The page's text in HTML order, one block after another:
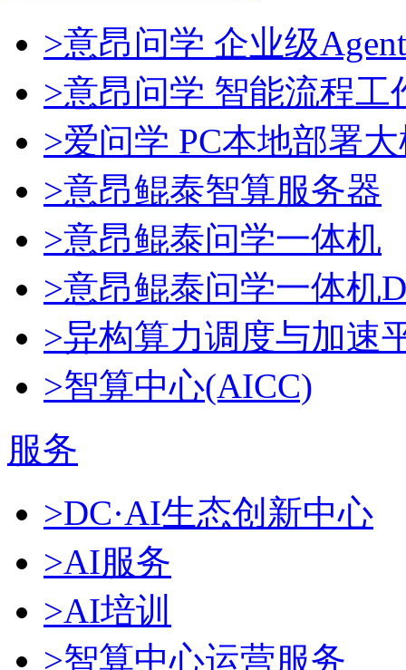
>意昂问学 企业级
>意昂问学 智能流程工
>爱问学 PC本地部署
>意昂鲲泰智算服务器
>意昂鲲泰问学一体机
>意昂鲲泰问学一体机
>异构算力调度与加速
>智算中心(AICC)
服务
>DC·AI生态创新中心
>AI服务
>AI培训
>智算中心运营服务